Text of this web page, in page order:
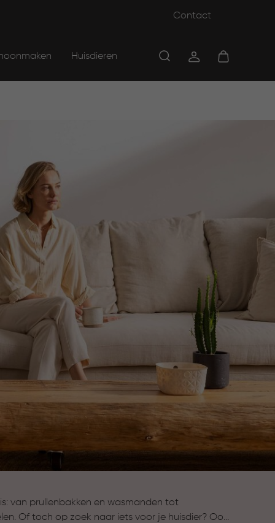
Contact
Huisdieren
van prullenbakken en wasmanden tot
Of toch op zoek naar iets voor je huisdier? Ook